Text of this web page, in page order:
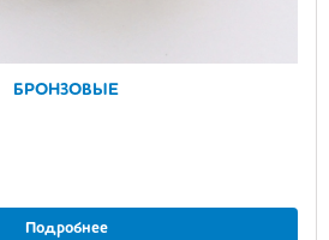
БРОНЗОВЫЕ
Подробнее